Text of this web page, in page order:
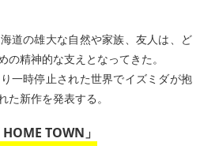
道の雄大な自然や家族、友人は、ど
の精神的な支えとなってきた。
一時停止された世界でイズミダが抱
た新作を発表する。
TOWN」